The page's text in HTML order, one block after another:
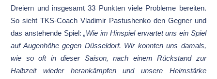
Dreiern und insgesamt 33 Punkten viele Probleme bereiten.
So sieht TKS-Coach Vladimir Pastushenko den Gegner und
das anstehende Spiel:„Wie im Hinspiel erwartet uns ein Spiel
auf Augenhöhe gegen Düsseldorf. Wir konnten uns damals,
wie so oft in dieser Saison, nach einem Rückstand zur
Halbzeit wieder herankämpfen und unsere Heimstärke